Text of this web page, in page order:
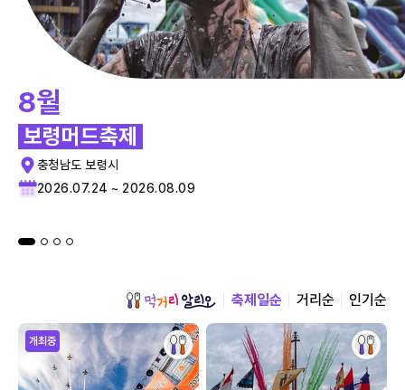
8월
보령머드축제
충청남도 보령시
2026.07.24 ~ 2026.08.09
축제일순 거리순 인기순
개최중